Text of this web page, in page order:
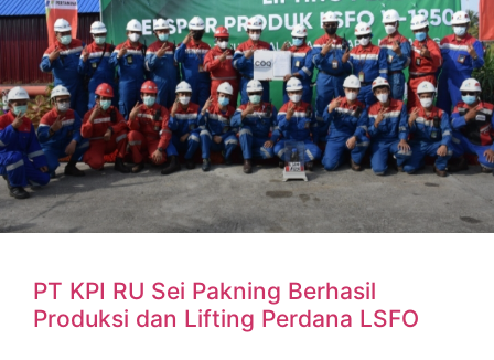
PT KPI RU Sei Pakning Berhasil
Produksi dan Lifting Perdana LSFO